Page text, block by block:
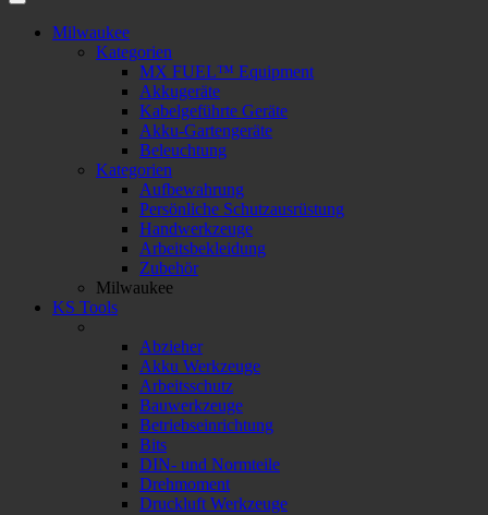
Milwaukee
Kategorien
MX FUEL™ Equipment
Akkugeräte
Kabelgeführte Geräte
Akku-Gartengeräte
Beleuchtung
Kategorien
Aufbewahrung
Persönliche Schutzausrüstung
Handwerkzeuge
Arbeitsbekleidung
Zubehör
Milwaukee
KS Tools
Abzieher
Akku Werkzeuge
Arbeitsschutz
Bauwerkzeuge
Betriebseinrichtung
Bits
DIN- und Normteile
Drehmoment
Druckluft Werkzeuge